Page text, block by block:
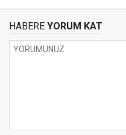
HABERE YORUM KAT